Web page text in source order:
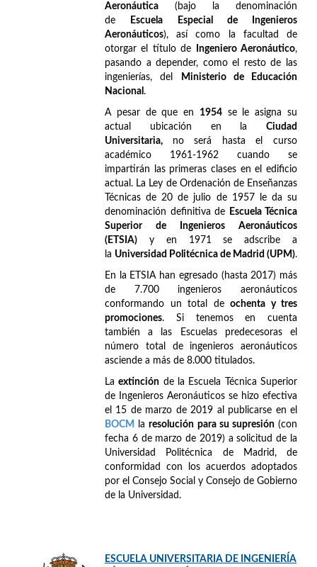
Aeronáutica (bajo la denominación
de
Escuela Especial de Ingenieros
Aeronáuticos), así como la facultad de
otorgar el título de
Ingeniero Aeronáutico,
pasando a depender, como el resto de las
ingenierías, del
Ministerio de Educación
Nacional .
A pesar de que en 1954se le asigna su
actual ubicación en la Ciudad
Universitaria, no será hasta el curso
académico 1961-1962 cuando se
impartirán las primeras clases en el edificio
actual. La Ley de Ordenación de Enseñanzas
Técnicas de 20 de julio de 1957 le da su
denominación definitiva de
Escuela Técnica
Superior de Ingenieros Aeronáuticos
(ETSIA) y en 1971 se adscribe a
la Universidad Politécnica de Madrid (UPM).
En la ETSIA han egresado (hasta 2017) más
de 7.700 ingenieros aeronáuticos
conformando un total de ochenta y tres
promociones. Si tenemos en cuenta
también a las Escuelas predecesoras el
número total de ingenieros aeronáuticos
asciende a más de 8.000 titulados.
Laextinción de la Escuela Técnica Superior
de Ingenieros Aeronáuticos se hizo efectiva
el 15 de marzo de 2019 al publicarse en el
BOCM
laresolución para su supresión(con
fecha 6 de marzo de 2019) a solicitud de la
Universidad Politécnica de Madrid, de
conformidad con los acuerdos adoptados
por el Consejo Social y Consejo de Gobierno
de la Universidad.
ESCUELA UNIVERSITARIA DE INGENIERÍA